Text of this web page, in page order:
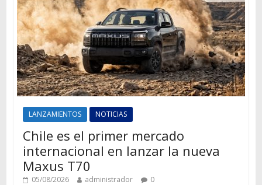
LANZAMIENTOS NOTICIAS
Chile es el primer mercado
internacional en lanzar la nueva
Maxus T70
05/08/2026 administrador 0